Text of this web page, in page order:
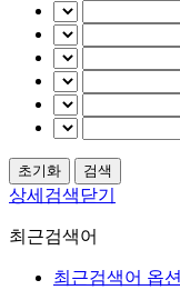
상세검색닫기
최근검색어
최근검색어 옵션